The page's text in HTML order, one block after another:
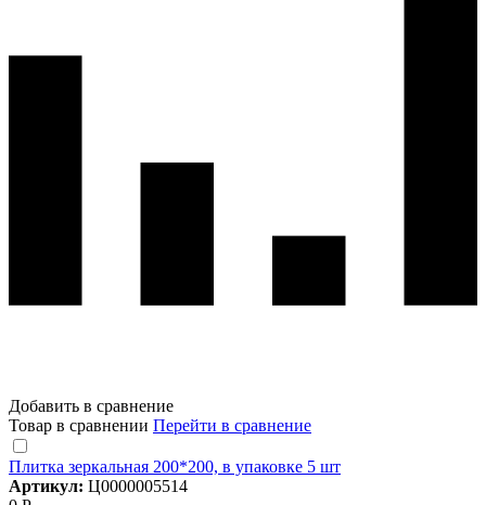
Добавить в сравнение
Товар в сравнении Перейти в сравнение
Плитка зеркальная 200*200, в упаковке 5 шт
Артикул: Ц0000005514